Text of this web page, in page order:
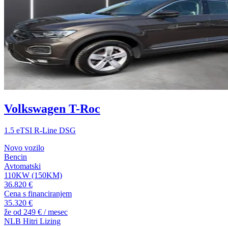
Volkswagen T-Roc
1.5 eTSI R-Line DSG
Novo vozilo
Bencin
Avtomatski
110KW (150KM)
36.820 €
Cena s financiranjem
35.320 €
že od 249 € / mesec
NLB Hitri Lizing